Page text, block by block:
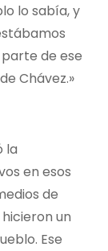
lo sabía, y
de ese
Chávez.»
la
en esos
de
un
Ese